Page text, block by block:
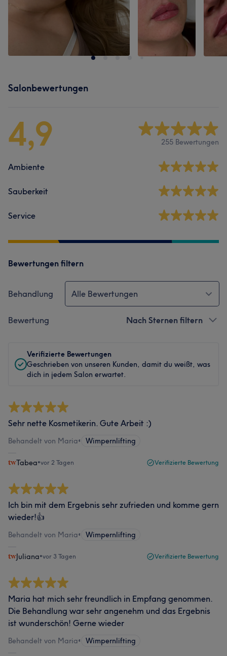
Salonbewertungen
4,9 255 Bewertungen
Ambiente
Sauberkeit
Service
Bewertungen filtern
Behandlung Alle Bewertungen
Bewertung Nach Sternen filtern
Verifizierte Bewertungen
Geschrieben von unseren Kunden, damit du weißt, was
dich in jedem Salon erwartet.
Sehr nette Kosmetikerin. Gute Arbeit :)
Behandelt von Maria• Wimpernlifting
Tabea•vor 2 Tagen Verifizierte Bewertung
Ich bin mit dem Ergebnis sehr zufrieden und komme gern
wieder!👍
Behandelt von Maria• Wimpernlifting
Juliana•vor 3 Tagen Verifizierte Bewertung
Maria hat mich sehr freundlich in Empfang genommen.
Die Behandlung war sehr angenehm und das Ergebnis
ist wunderschön! Gerne wieder
Behandelt von Maria• Wimpernlifting